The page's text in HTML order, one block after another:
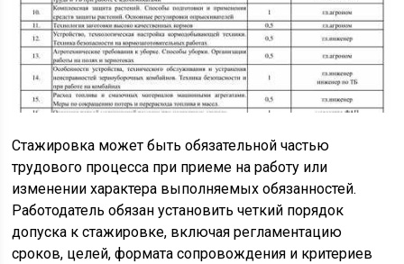
Стажировка может быть обязательной частью
трудового процесса при приеме на работу или
изменении характера выполняемых обязанностей.
Работодатель обязан установить четкий порядок
допуска к стажировке, включая регламентацию
сроков, целей, формата сопровождения и критериев